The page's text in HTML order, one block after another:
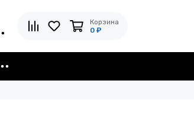
Корзина
0 ₽